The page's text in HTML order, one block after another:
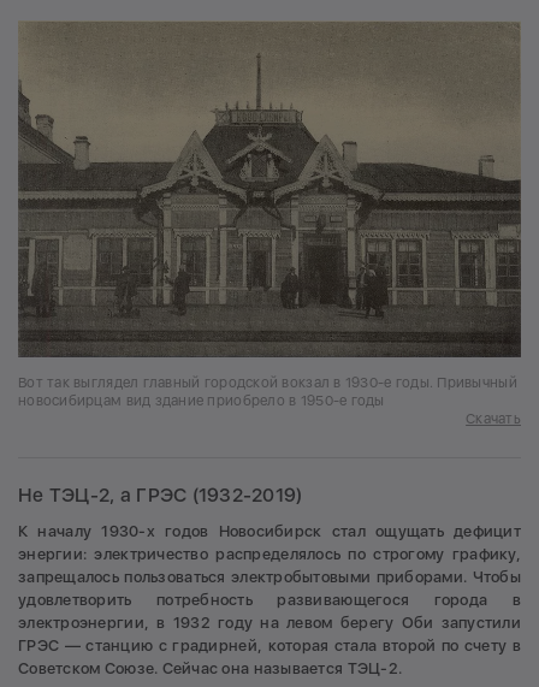
Вот так выглядел главный городской вокзал в 1930-е годы. Привычный
новосибирцам вид здание приобрело в 1950-е годы
Скачать
Не ТЭЦ-2, а ГРЭС (1932-2019)
К началу 1930-х годов Новосибирск стал ощущать дефицит
энергии: электричество распределялось по строгому графику,
запрещалось пользоваться электробытовыми приборами. Чтобы
удовлетворить потребность развивающегося города в
электроэнергии, в 1932 году на левом берегу Оби запустили
ГРЭС — станцию с градирней, которая стала второй по счету в
Советском Союзе. Сейчас она называется ТЭЦ-2.